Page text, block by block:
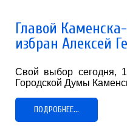
Главой
избран Алексей
Свой выбор сегодня,
Городской Думы
ПОДРОБНЕЕ...